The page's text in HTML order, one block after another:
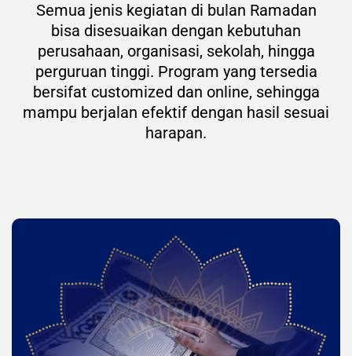
Semua jenis kegiatan di bulan Ramadan
bisa disesuaikan dengan kebutuhan
perusahaan, organisasi, sekolah, hingga
perguruan tinggi. Program yang tersedia
bersifat customized dan online, sehingga
mampu berjalan efektif dengan hasil sesuai
harapan.